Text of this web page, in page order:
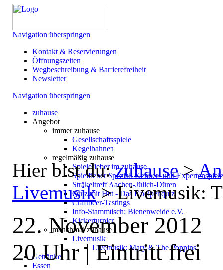
Navigation überspringen
Kontakt & Reservierungen
Öffnungszeiten
Wegbeschreibung & Barrierefreiheit
Newsletter
Navigation überspringen
zuhause
Angebot
immer zuhause
Gesellschaftsspiele
Kegelbahnen
regelmäßig zuhause
Spielefieber im zuhause
Spielfieber Spezial: Kenner- und
Sträkeltreff Aachen-Jülich-Düren
Quiz mit Hut - Das Kneipenquiz
Craftbeer-Tastings
Info-Stammtisch: Bienenweide e.V.
Kickerturnier
manchmal zuhause
Livemusik
Livemusik: Mary & The Poppins
Getränke
Essen
Hier bist du:zuhause>
Livemusik>Livemusik:
22. November 2012
20 Uhr | Eintritt frei